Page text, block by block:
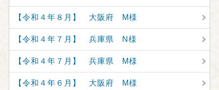
【令和４年８月】 大阪府 M様
【令和４年７月】 兵庫県 N様
【令和４年７月】 兵庫県 M様
【令和４年６月】 大阪府 M様